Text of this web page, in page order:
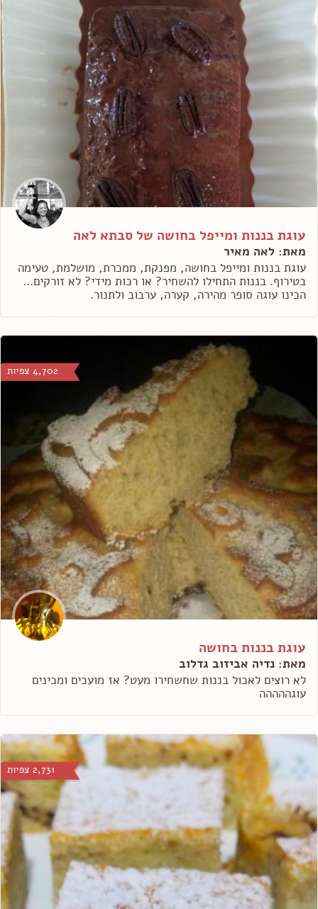
עוגת בננות ומייפל בחושה של סבתא לאה
מאת: לאה מאיר
עוגת בננות ומייפל בחושה, מפנקת, ממכרת, מושלמת, טעימה
בטירוף. בננות התחילו להשחיר? או רכות מידי? לא זורקים...
הכינו עוגה סופר מהירה, קערה, ערבוב ולתנור.
4,702 צפיות
עוגת בננות בחושה
מאת: נדיה אביזוב גדלוב
לא רוצים לאכול בננות שחשחירו מעט? אז מועכים ומכינים
עוגההההה
2,731 צפיות